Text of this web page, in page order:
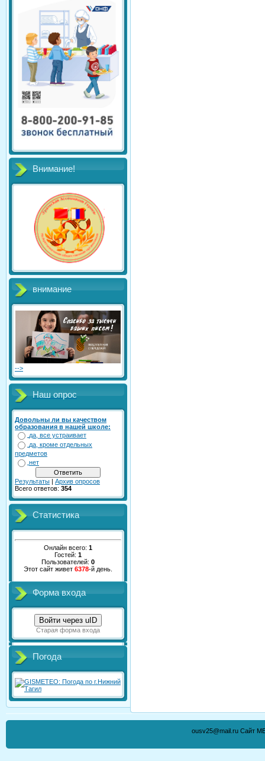
Внимание!
внимание
-->
Наш опрос
Довольны ли вы качеством
образования в нашей школе:
да, все устраивает
да, кроме отдельных
предметов
нет
Результаты | Архив опросов
Всего ответов: 354
Статистика
Онлайн всего: 1
Гостей: 1
Пользователей: 0
Этот сайт живет 6378-й день.
Форма входа
Войти через uID
Старая форма входа
Погода
ousv25@mail.ru Сайт